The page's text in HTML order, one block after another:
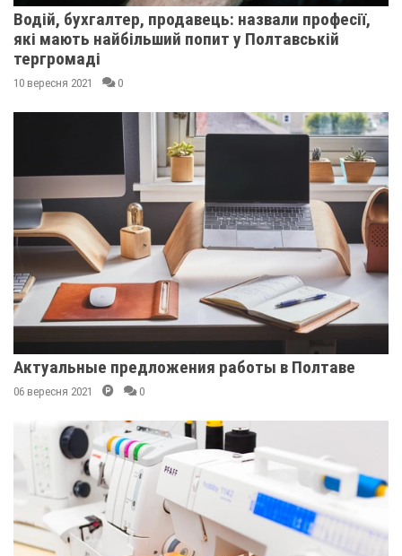
Водій, бухгалтер, продавець: назвали професії,
які мають найбільший попит у Полтавській
тергромаді
10 вересня 2021 0
Актуальные предложения работы в Полтаве
06 вересня 2021 0